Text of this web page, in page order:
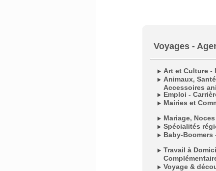
Voyages -
Art et Culture -
Animaux,
Accessoires
Emploi -
Mairies et
Mariage, Noces
Spécialités
Baby-Boomers
Travail à
Voyage &